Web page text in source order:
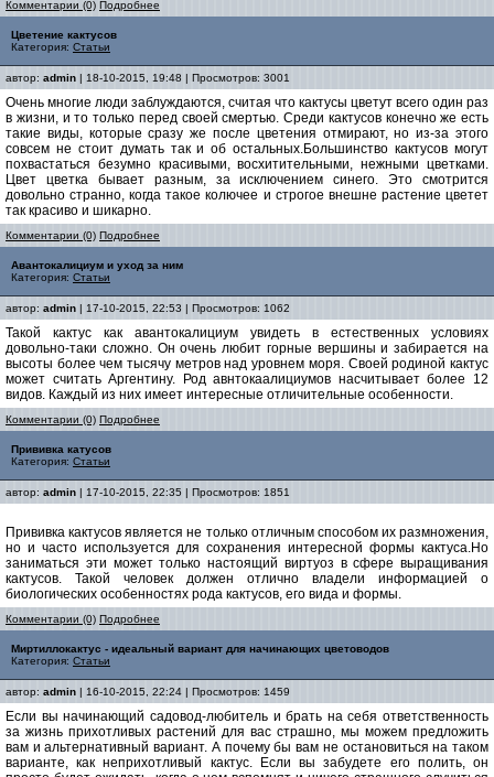
Комментарии (0) Подробнее
Цветение кактусов
Категория: Статьи
автор: admin | 18-10-2015, 19:48 | Просмотров: 3001
Очень многие люди заблуждаются, считая что кактусы цветут всего один раз
в жизни, и то только перед своей смертью. Среди кактусов конечно же есть
такие виды, которые сразу же после цветения отмирают, но из-за этого
совсем не стоит думать так и об остальных.Большинство кактусов могут
похвастаться безумно красивыми, восхитительными, нежными цветками.
Цвет цветка бывает разным, за исключением синего. Это смотрится
довольно странно, когда такое колючее и строгое внешне растение цветет
так красиво и шикарно.
Комментарии (0) Подробнее
Авантокалициум и уход за ним
Категория: Статьи
автор: admin | 17-10-2015, 22:53 | Просмотров: 1062
Такой кактус как авантокалициум увидеть в естественных условиях
довольно-таки сложно. Он очень любит горные вершины и забирается на
высоты более чем тысячу метров над уровнем моря. Своей родиной кактус
может считать Аргентину. Род авнтокаалициумов насчитывает более 12
видов. Каждый из них имеет интересные отличительные особенности.
Комментарии (0) Подробнее
Прививка катусов
Категория: Статьи
автор: admin | 17-10-2015, 22:35 | Просмотров: 1851
Прививка кактусов является не только отличным способом их размножения,
но и часто используется для сохранения интересной формы кактуса.Но
заниматься эти может только настоящий виртуоз в сфере выращивания
кактусов. Такой человек должен отлично владели информацией о
биологических особенностях рода кактусов, его вида и формы.
Комментарии (0) Подробнее
Миртиллокактус - идеальный вариант для начинающих цветоводов
Категория: Статьи
автор: admin | 16-10-2015, 22:24 | Просмотров: 1459
Если вы начинающий садовод-любитель и брать на себя ответственность
за жизнь прихотливых растений для вас страшно, мы можем предложить
вам и альтернативный вариант. А почему бы вам не остановиться на таком
варианте, как неприхотливый кактус. Если вы забудете его полить, он